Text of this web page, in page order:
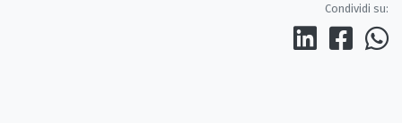
Condividi su: